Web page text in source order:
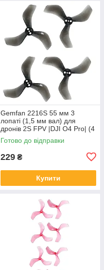
Gemfan 2216S 55 мм 3
лопаті (1,5 мм вал) для
дронів 2S FPV |DJI O4 Pro| (4
шт, Clear Black)
Готово до відправки
229 ₴
Купити